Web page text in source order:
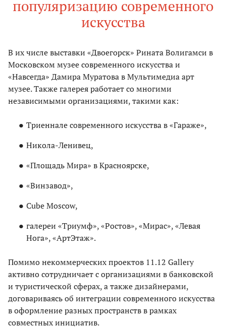
популяризацию современного
искусства
В их числе выставки «Двоегорск» Рината Волигамси в
Московском музее современного искусства и
«Навсегда» Дамира Муратова в Мультимедиа арт
музее. Также галерея работает со многими
независимыми организациями, такими как:
Триеннале современного искусства в «Гараже»,
Никола-Ленивец,
«Площадь Мира» в Красноярске,
«Винзавод»,
Cube Moscow,
галереи «Триумф», «Ростов», «Мирас», «Левая
Нога», «АртЭтаж».
Помимо некоммерческих проектов 11.12 Gallery
активно сотрудничает с организациями в банковской
и туристической сферах, а также дизайнерами,
договариваясь об интеграции современного искусства
в оформление разных пространств в рамках
совместных инициатив.